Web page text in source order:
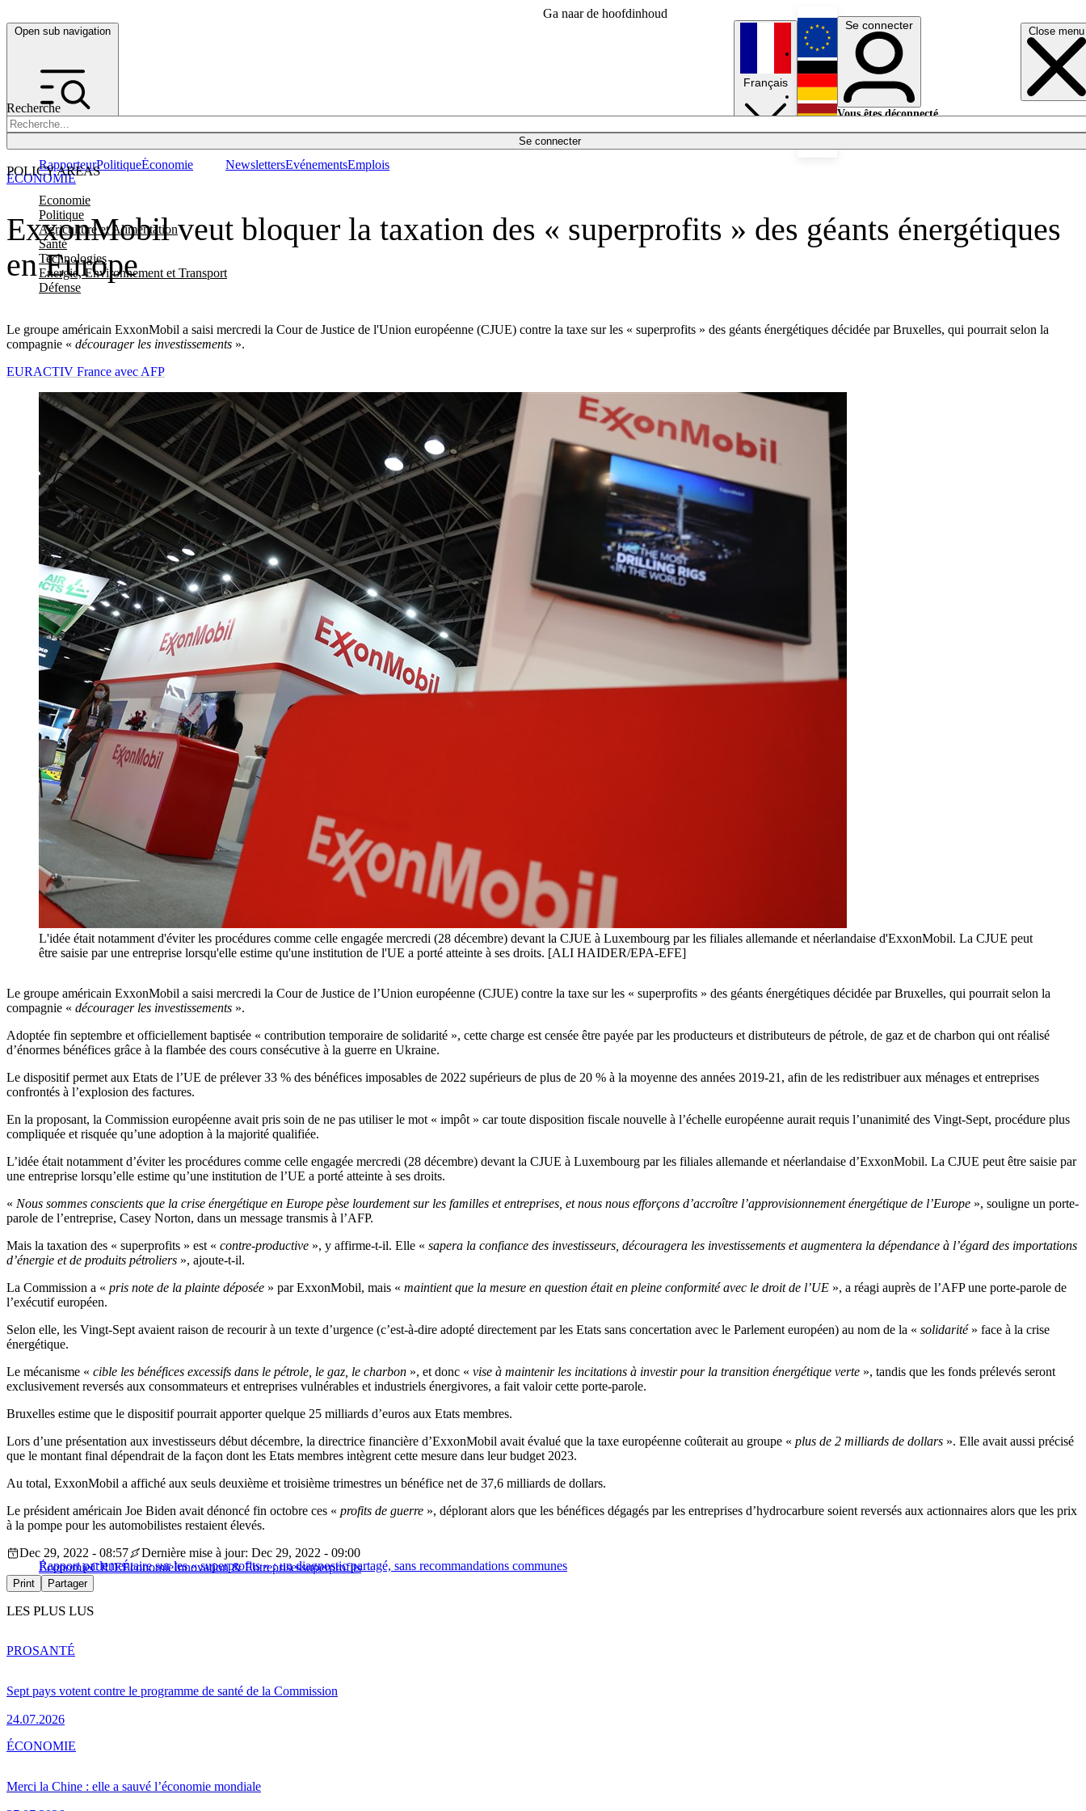
Ga naar de hoofdinhoud
Open sub navigation Close menu
Recherche
Se connecter
POLICY AREAS
Economie
Politique
Agriculture et Alimentation
Santé
Technologies
Energie, Environnement et Transport
Défense
RapporteurPolitiqueÉconomie NewslettersEvénementsEmplois
Français
English
Deutsch
Se connecter
Vous êtes déconnecté.
ExxonMobil veut bloquer la taxation des « superprofits » des géants énergétiques
en Europe
Le groupe américain ExxonMobil a saisi mercredi la Cour de Justice de l'Union européenne (CJUE) contre la taxe sur les « superprofits » des géants énergétiques décidée par Bruxelles, qui pourrait selon la
compagnie « décourager les investissements ».
ÉCONOMIE
EURACTIV France avec AFP
L'idée était notamment d'éviter les procédures comme celle engagée mercredi (28 décembre) devant la CJUE à Luxembourg par les filiales allemande et néerlandaise d'ExxonMobil. La CJUE peut
être saisie par une entreprise lorsqu'elle estime qu'une institution de l'UE a porté atteinte à ses droits. [ALI HAIDER/EPA-EFE]
Le groupe américain ExxonMobil a saisi mercredi la Cour de Justice de l’Union européenne (CJUE) contre la taxe sur les « superprofits » des géants énergétiques décidée par Bruxelles, qui pourrait selon la
compagnie « décourager les investissements ».
Adoptée fin septembre et officiellement baptisée « contribution temporaire de solidarité », cette charge est censée être payée par les producteurs et distributeurs de pétrole, de gaz et de charbon qui ont réalisé
d’énormes bénéfices grâce à la flambée des cours consécutive à la guerre en Ukraine.
Le dispositif permet aux Etats de l’UE de prélever 33 % des bénéfices imposables de 2022 supérieurs de plus de 20 % à la moyenne des années 2019-21, afin de les redistribuer aux ménages et entreprises
confrontés à l’explosion des factures.
En la proposant, la Commission européenne avait pris soin de ne pas utiliser le mot « impôt » car toute disposition fiscale nouvelle à l’échelle européenne aurait requis l’unanimité des Vingt-Sept, procédure plus
compliquée et risquée qu’une adoption à la majorité qualifiée.
L’idée était notamment d’éviter les procédures comme celle engagée mercredi (28 décembre) devant la CJUE à Luxembourg par les filiales allemande et néerlandaise d’ExxonMobil. La CJUE peut être saisie par
une entreprise lorsqu’elle estime qu’une institution de l’UE a porté atteinte à ses droits.
« Nous sommes conscients que la crise énergétique en Europe pèse lourdement sur les familles et entreprises, et nous nous efforçons d’accroître l’approvisionnement énergétique de l’Europe », souligne un porte-
parole de l’entreprise, Casey Norton, dans un message transmis à l’AFP.
Mais la taxation des « superprofits » est « contre-productive », y affirme-t-il. Elle « sapera la confiance des investisseurs, découragera les investissements et augmentera la dépendance à l’égard des importations
d’énergie et de produits pétroliers », ajoute-t-il.
La Commission a « pris note de la plainte déposée » par ExxonMobil, mais « maintient que la mesure en question était en pleine conformité avec le droit de l’UE », a réagi auprès de l’AFP une porte-parole de
l’exécutif européen.
Selon elle, les Vingt-Sept avaient raison de recourir à un texte d’urgence (c’est-à-dire adopté directement par les Etats sans concertation avec le Parlement européen) au nom de la « solidarité » face à la crise
énergétique.
Le mécanisme « cible les bénéfices excessifs dans le pétrole, le gaz, le charbon », et donc « vise à maintenir les incitations à investir pour la transition énergétique verte », tandis que les fonds prélevés seront
exclusivement reversés aux consommateurs et entreprises vulnérables et industriels énergivores, a fait valoir cette porte-parole.
Bruxelles estime que le dispositif pourrait apporter quelque 25 milliards d’euros aux Etats membres.
Lors d’une présentation aux investisseurs début décembre, la directrice financière d’ExxonMobil avait évalué que la taxe européenne coûterait au groupe « plus de 2 milliards de dollars ». Elle avait aussi précisé
que le montant final dépendrait de la façon dont les Etats membres intègrent cette mesure dans leur budget 2023.
Au total, ExxonMobil a affiché aux seuls deuxième et troisième trimestres un bénéfice net de 37,6 milliards de dollars.
Le président américain Joe Biden avait dénoncé fin octobre ces « profits de guerre », déplorant alors que les bénéfices dégagés par les entreprises d’hydrocarbure soient reversés aux actionnaires alors que les prix
à la pompe pour les automobilistes restaient élevés.
Rapport parlementaire sur les « superprofits » : un diagnostic partagé, sans recommandations communes
Dec 29, 2022 - 08:57
Dernière mise à jour: Dec 29, 2022 - 09:00
ÉconomieCJUEÉconomieInnovation & Entreprisessuperprofits
Print Partager
LES PLUS LUS
Sept pays votent contre le programme de santé de la Commission
24.07.2026
PROSANTÉ
Merci la Chine : elle a sauvé l’économie mondiale
ÉCONOMIE